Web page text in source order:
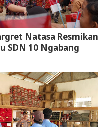
Natasa Resmikan
SDN 10 Ngabang